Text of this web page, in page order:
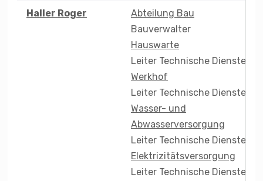
Haller Roger
Abteilung Bau
Bauverwalter
Hauswarte
Leiter Technische Dienste
Werkhof
Leiter Technische Dienste
Wasser- und
Abwasserversorgung
Leiter Technische Dienste
Elektrizitätsversorgung
Leiter Technische Dienste